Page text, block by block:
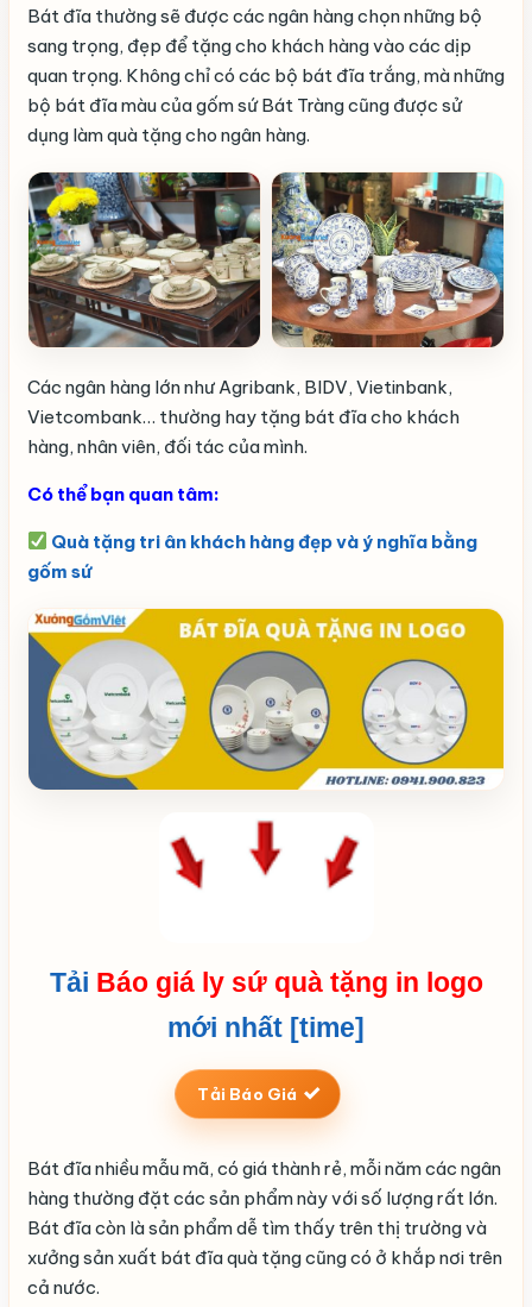
Bát đĩa thường sẽ được các ngân hàng chọn những bộ
sang trọng, đẹp để tặng cho khách hàng vào các dịp
quan trọng. Không chỉ có các bộ bát đĩa trắng, mà những
bộ bát đĩa màu của gốm sứ Bát Tràng cũng được sử
dụng làm quà tặng cho ngân hàng.
Các ngân hàng lớn như Agribank, BIDV, Vietinbank,
Vietcombank… thường hay tặng bát đĩa cho khách
hàng, nhân viên, đối tác của mình.
Có thể bạn quan tâm:
Quà tặng tri ân khách hàng đẹp và ý nghĩa bằng
gốm sứ
Tải Báo giá ly sứ quà tặng in logo
mới nhất [time]
Tải Báo Giá
Bát đĩa nhiều mẫu mã, có giá thành rẻ, mỗi năm các ngân
hàng thường đặt các sản phẩm này với số lượng rất lớn.
Bát đĩa còn là sản phẩm dễ tìm thấy trên thị trường và
xưởng sản xuất bát đĩa quà tặng cũng có ở khắp nơi trên
cả nước.